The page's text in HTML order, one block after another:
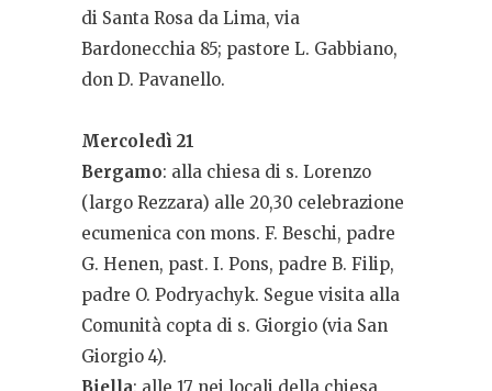
di Santa Rosa da Lima, via
Bardonecchia 85; pastore L. Gabbiano,
don D. Pavanello.
Mercoledì 21
Bergamo: alla chiesa di s. Lorenzo
(largo Rezzara) alle 20,30 celebrazione
ecumenica con mons. F. Beschi, padre
G. Henen, past. I. Pons, padre B. Filip,
padre O. Podryachyk. Segue visita alla
Comunità copta di s. Giorgio (via San
Giorgio 4).